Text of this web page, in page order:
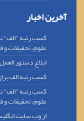
آخرین اخبار
کسب رتبه "الف"
علوم، تحقیقات و
ابلاغ دستور العمل
کسب رتبه الف
کسب رتبه "الف"
علوم، تحقیقات و
از وب سایت